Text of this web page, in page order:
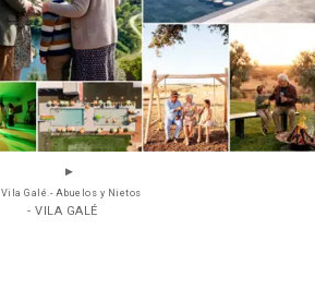
Vila Galé.- Abuelos y Nietos
- VILA GALÉ